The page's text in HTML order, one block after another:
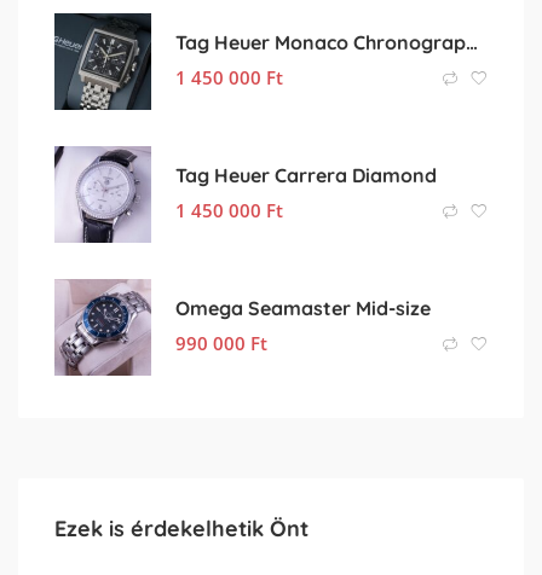
Tag Heuer Monaco Chronograph Steel
1 450 000 Ft
Tag Heuer Carrera Diamond
1 450 000 Ft
Omega Seamaster Mid-size
990 000 Ft
Ezek is érdekelhetik Önt